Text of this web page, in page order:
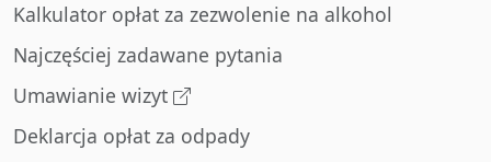
Kalkulator opłat za zezwolenie na alkohol
Najczęściej zadawane pytania
Umawianie wizyt
Deklarcja opłat za odpady